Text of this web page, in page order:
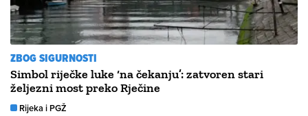
ZBOG SIGURNOSTI
Simbol riječke luke ‘na čekanju’: zatvoren stari
željezni most preko Rječine
Rijeka i PGŽ